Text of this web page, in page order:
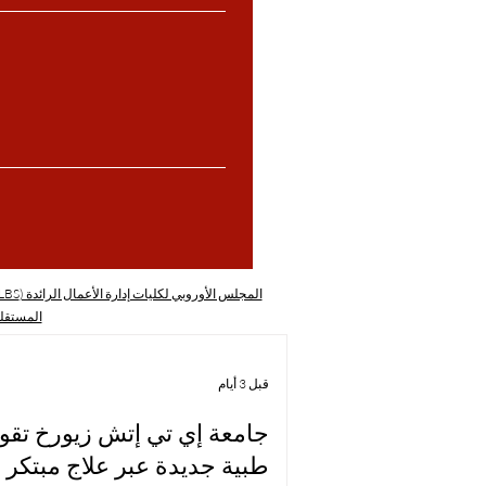
المجلس الأوروبي لكليات إدارة الأعمال الرائدة (ECLBS)
جامعة إي تي إتش زيورخ
طبية جديدة عبر علاج مبتكر
قبل 3 أيام